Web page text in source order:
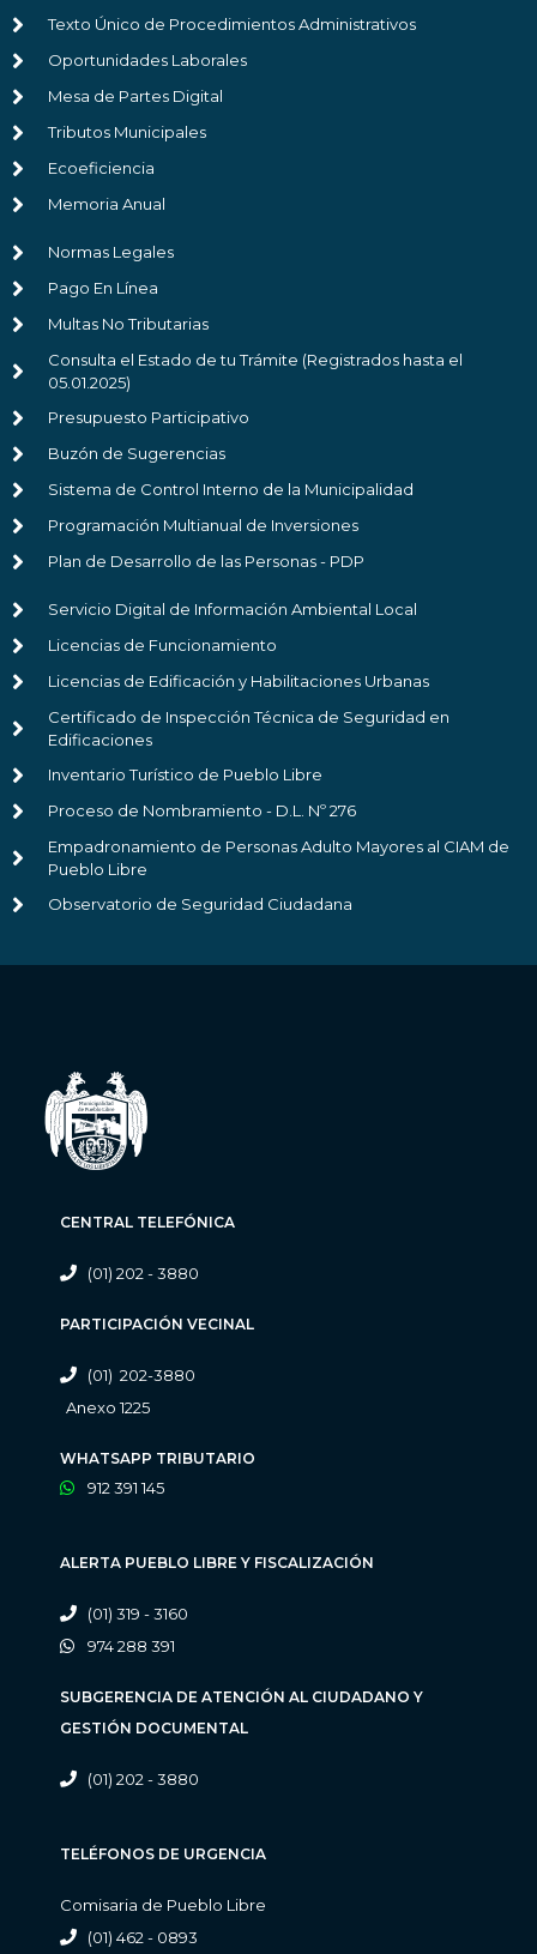
Texto Único de Procedimientos Administrativos
Oportunidades Laborales
Mesa de Partes Digital
Tributos Municipales
Ecoeficiencia
Memoria Anual
Normas Legales
Pago En Línea
Multas No Tributarias
Consulta el Estado de tu Trámite (Registrados hasta el
05.01.2025)
Presupuesto Participativo
Buzón de Sugerencias
Sistema de Control Interno de la Municipalidad
Programación Multianual de Inversiones
Plan de Desarrollo de las Personas - PDP
Servicio Digital de Información Ambiental Local
Licencias de Funcionamiento
Licencias de Edificación y Habilitaciones Urbanas
Certificado de Inspección Técnica de Seguridad en
Edificaciones
Inventario Turístico de Pueblo Libre
Proceso de Nombramiento - D.L. Nº 276
Empadronamiento de Personas Adulto Mayores al CIAM de
Pueblo Libre
Observatorio de Seguridad Ciudadana
CENTRAL TELEFÓNICA
(01) 202 - 3880
PARTICIPACIÓN VECINAL
(01) 202-3880
Anexo 1225
WHATSAPP TRIBUTARIO
912 391 145
ALERTA PUEBLO LIBRE Y FISCALIZACIÓN
(01) 319 - 3160
974 288 391
SUBGERENCIA DE ATENCIÓN AL CIUDADANO Y
GESTIÓN DOCUMENTAL
(01) 202 - 3880
TELÉFONOS DE URGENCIA
Comisaria de Pueblo Libre
(01) 462 - 0893